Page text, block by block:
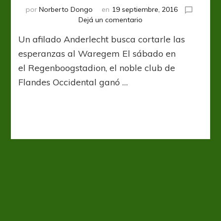
por Norberto Dongo en 19 septiembre, 2016
Dejá un comentario
por
la
del
Un afilado Anderlecht busca cortarle las
esperanzas al Waregem El sábado en
el Regenboogstadion, el noble club de
Flandes Occidental ganó …